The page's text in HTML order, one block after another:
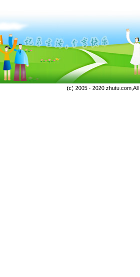
(c) 2005 - 2020